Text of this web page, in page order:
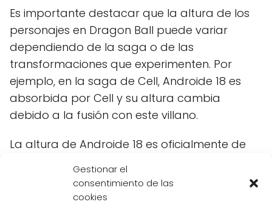
Gestionar el
consentimiento de las
cookies
Es importante destacar que la altura de los
personajes en Dragon Ball puede variar
dependiendo de la saga o de las
transformaciones que experimenten. Por
ejemplo, en la saga de Cell, Androide 18 es
absorbida por Cell y su altura cambia
debido a la fusión con este villano.
La altura de Androide 18 es oficialmente de
los fans una referencia precisa sobre las
dimensiones físicas de este querido personaje